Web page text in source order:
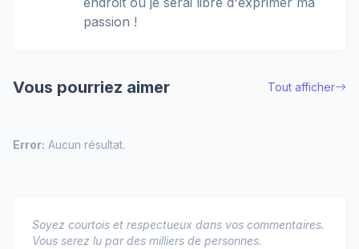
passion !
Vous pourriez aimer Tout afficher
Error: Aucun résultat.
Soyez courtois et respectueux dans vos commentaires.
Vous serez lu par des milliers de personnes.